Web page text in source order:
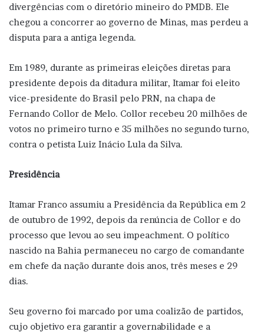
divergências com o diretório mineiro do PMDB. Ele
chegou a concorrer ao governo de Minas, mas perdeu a
disputa para a antiga legenda.
Em 1989, durante as primeiras eleições diretas para
presidente depois da ditadura militar, Itamar foi eleito
vice-presidente do Brasil pelo PRN, na chapa de
Fernando Collor de Melo. Collor recebeu 20 milhões de
votos no primeiro turno e 35 milhões no segundo turno,
contra o petista Luiz Inácio Lula da Silva.
Presidência
Itamar Franco assumiu a Presidência da República em 2
de outubro de 1992, depois da renúncia de Collor e do
processo que levou ao seu impeachment. O político
nascido na Bahia permaneceu no cargo de comandante
em chefe da nação durante dois anos, três meses e 29
dias.
Seu governo foi marcado por uma coalizão de partidos,
cujo objetivo era garantir a governabilidade e a